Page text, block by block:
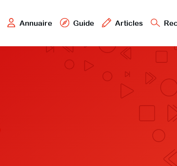
Annuaire Guide Articles